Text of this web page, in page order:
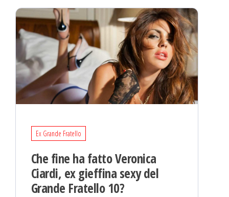
Ex Grande Fratello
Che fine ha fatto Veronica
Ciardi, ex gieffina sexy del
Grande Fratello 10?